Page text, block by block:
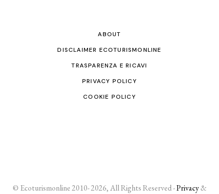
ABOUT
DISCLAIMER ECOTURISMONLINE
TRASPARENZA E RICAVI
PRIVACY POLICY
COOKIE POLICY
© Ecoturismonline 2010- 2026, All Rights Reserved -Privacy&